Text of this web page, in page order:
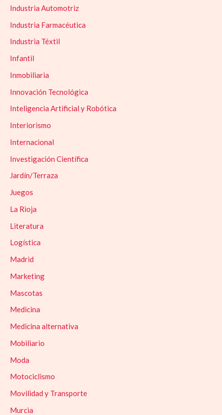
Industria Automotriz
Industria Farmacéutica
Industria Téxtil
Infantil
Inmobiliaria
Innovación Tecnológica
Inteligencia Artificial y Robótica
Interiorismo
Internacional
Investigación Científica
Jardín/Terraza
Juegos
La Rioja
Literatura
Logística
Madrid
Marketing
Mascotas
Medicina
Medicina alternativa
Mobiliario
Moda
Motociclismo
Movilidad y Transporte
Murcia